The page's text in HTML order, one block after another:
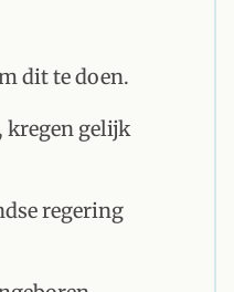
dit te doen.
kregen gelijk
regering